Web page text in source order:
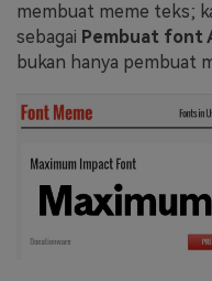
membuat meme teks;
sebagai Pembuat font
bukan hanya pembuat